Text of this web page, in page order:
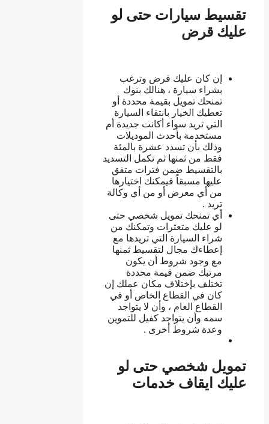
تقسيط سيارات حتى لو
عليك قرض
إن كان عليك قرض وترغب
بشراء سيارة ، هنالك بنوك
تمنحك تمويل بقيمة محددة أو
تعطيك الخيار بانتقاء السيارة
التي تريد سواء أكانت جديدة أم
مستخدمة بأحدث الموديلات
وذلك بأن تسدد عشرة بالمئة
فقط من ثمنها ثم تكمل التسديد
بالتقسيط ضمن فترات متفق
عليها مسبقاً فيمكنك اختيارها
من أي معرض أو من أي وكالة
تريد .
أي تمنحك تمويل شخصي حتى
لو عليك متعثرات وتمكنك من
شراء السيارة التي تريدها مع
إعطاءك مجال لتقسيط ثمنها
مع وجود شروط أن يكون
مرتبك ضمن قيمة محددة
تختلف بإختلاف مكان عملك إن
كان في القطاع الخاص أو في
القطاع العام ، وأن لا يتواجد
سمه وأن يتواجد كفيل للتموين
وعدة شروط أخرى .
تمويل شخصي حتى لو
عليك ايقاف خدمات